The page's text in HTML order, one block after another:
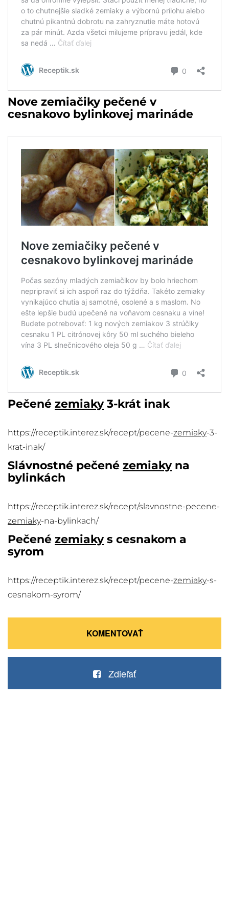
Nove zemiačiky pečené v
cesnakovo bylinkovej marináde
Pečené zemiaky3-krát inak
https://receptik.interez.sk/recept/pecene-zemiaky-3-
krat-inak/
Slávnostné pečené zemiakyna
bylinkách
https://receptik.interez.sk/recept/slavnostne-pecene-
zemiaky-na-bylinkach/
Pečené zemiakys cesnakom a
syrom
https://receptik.interez.sk/recept/pecene-zemiaky-s-
cesnakom-syrom/
KOMENTOVAŤ
Zdieľať